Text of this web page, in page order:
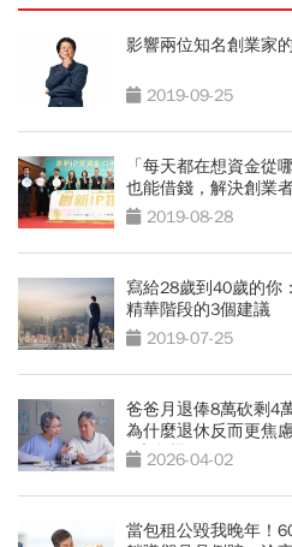
影響兩位知名創業家
2019-09-25
「每天都在想資金從
也能借錢，解決創業
2019-08-28
寫給28歲到40歲的你
精華階段的3個建議
2019-07-25
爸爸月退俸8萬砍剩4
為什麼退休反而更焦
5大危機
2026-04-02
當包租公毀我晚年！